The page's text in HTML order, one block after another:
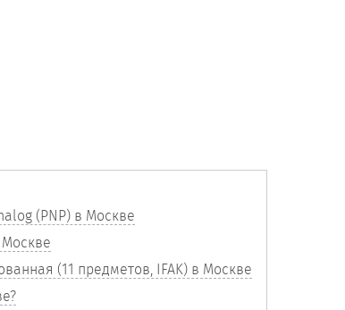
(PNP) в Москве
(11 предметов, IFAK) в Москве